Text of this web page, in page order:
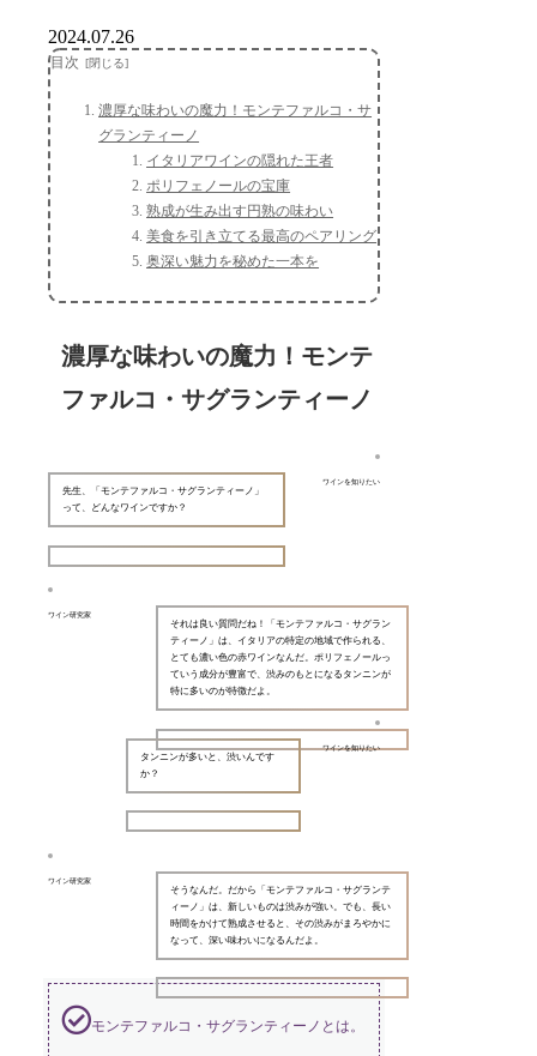
2024.07.26
目次
濃厚な味わいの魔力！モンテファルコ・サ
グランティーノ
イタリアワインの隠れた王者
ポリフェノールの宝庫
熟成が生み出す円熟の味わい
美食を引き立てる最高のペアリング
奥深い魅力を秘めた一本を
濃厚な味わいの魔力！モンテ
ファルコ・サグランティーノ
ワインを知りたい
先生、「モンテファルコ・サグランティーノ」
って、どんなワインですか？
ワイン研究家
それは良い質問だね！「モンテファルコ・サグラン
ティーノ」は、イタリアの特定の地域で作られる、
とても濃い色の赤ワインなんだ。ポリフェノールっ
ていう成分が豊富で、渋みのもとになるタンニンが
特に多いのが特徴だよ。
ワインを知りたい
タンニンが多いと、渋いんです
か？
ワイン研究家
そうなんだ。だから「モンテファルコ・サグランテ
ィーノ」は、新しいものは渋みが強い。でも、長い
時間をかけて熟成させると、その渋みがまろやかに
なって、深い味わいになるんだよ。
モンテファルコ・サグランティーノとは。